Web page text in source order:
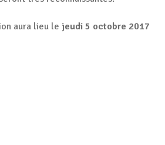
aura lieu le jeudi 5 octobre 2017